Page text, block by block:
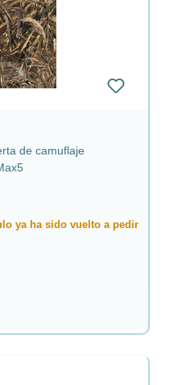
de camuflaje
ya ha sido vuelto a pedir